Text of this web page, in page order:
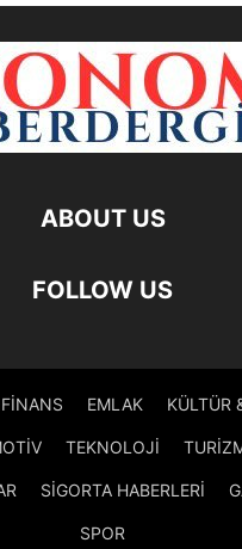
ABOUT US
FOLLOW US
FİNANS EMLAK KÜLTÜR
TEKNOLOJİ
SİGORTA HABERLERİ
SPOR